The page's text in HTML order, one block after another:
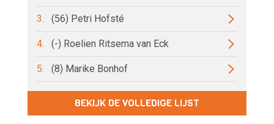
3. (56) Petri Hofsté
4. (-) Roelien Ritsema van Eck
5. (8) Marike Bonhof
BEKIJK DE VOLLEDIGE LIJST